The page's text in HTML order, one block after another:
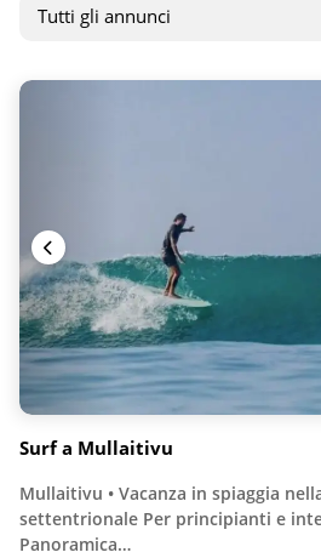
Surf a Mullaitivu
Mullaitivu • Vacanza in spiaggia
settentrionale Per principianti e
Panoramica…